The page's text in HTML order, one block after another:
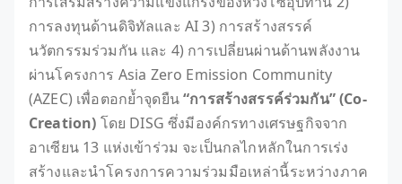
การลงทุนด้านดิจิทัลและ AI 3) การสร้างสรรค์
นวัตกรรมร่วมกัน และ 4) การเปลี่ยนผ่านด้านพลังงาน
ผ่านโครงการ Asia Zero Emission Community
(AZEC) เพื่อตอกย้ำจุดยืน“การสร้างสรรค์ร่วมกัน” (Co-
Creation) โดย DISG ซึ่งมีองค์กรทางเศรษฐกิจจาก
อาเซียน 13 แห่งเข้าร่วม จะเป็นกลไกหลักในการเร่ง
สร้างและนำโครงการความร่วมมือเหล่านี้ระหว่างภาค